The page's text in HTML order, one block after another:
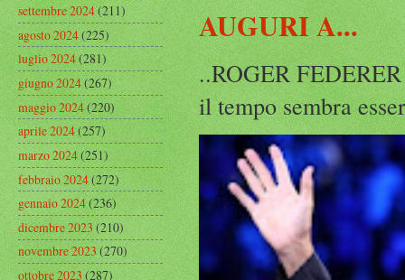
AUGURI A...
..ROGER
il tempo sembra
settembre 2024(211)
agosto 2024(225)
luglio 2024(281)
giugno 2024(267)
maggio 2024(220)
aprile 2024(257)
marzo 2024(251)
febbraio 2024(272)
gennaio 2024(236)
dicembre 2023(210)
novembre 2023(270)
ottobre 2023(287)